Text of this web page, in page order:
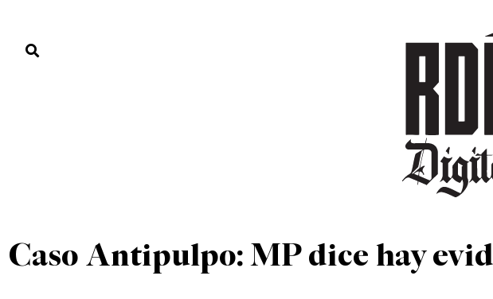
DEPORTES CULTURA
Caso Antipulpo: MP dice hay